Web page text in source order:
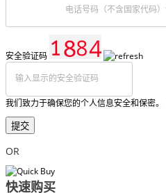
安全验证码
我们致力于确保您的个人信息安全和保密。
提交
OR
快速购买